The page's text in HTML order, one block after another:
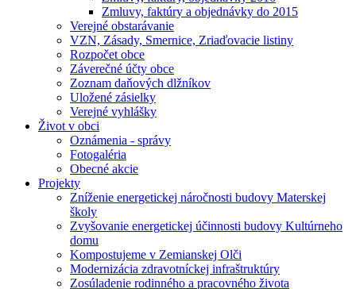
Zmluvy, faktúry a objednávky do 2015
Verejné obstarávanie
VZN, Zásady, Smernice, Zriaďovacie listiny
Rozpočet obce
Záverečné účty obce
Zoznam daňových dlžníkov
Uložené zásielky
Verejné vyhlášky
Život v obci
Oznámenia - správy
Fotogaléria
Obecné akcie
Projekty
Zníženie energetickej náročnosti budovy Materskej
školy
Zvyšovanie energetickej účinnosti budovy Kultúrneho
domu
Kompostujeme v Zemianskej Olči
Modernizácia zdravotníckej infraštruktúry
Zosúladenie rodinného a pracovného života